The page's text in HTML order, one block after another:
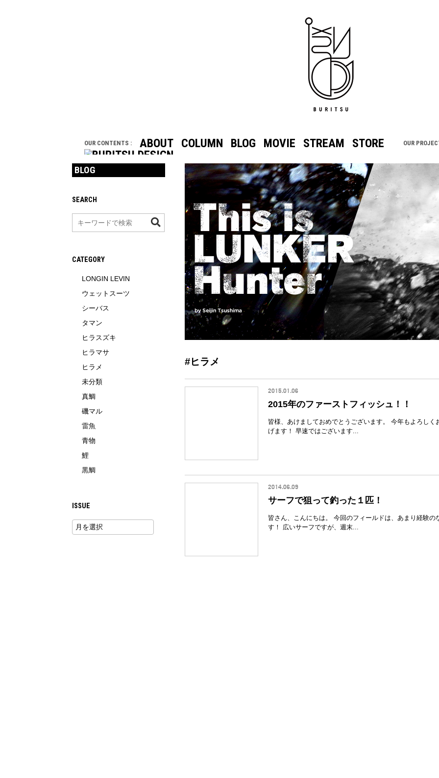
OUR CONTENTS : ABOUT COLUMN BLOG MOVIE STREAM STORE OUR
#ヒラメ
2015.01.06
2015年のファーストフィッシュ！！
皆様、あけましておめでとうございます。 今年もよろしく
げます！ 早速ではございます...
2014.06.09
サーフで狙って釣った１匹！
皆さん、こんにちは。 今回のフィールドは、あまり経験の
す！ 広いサーフですが、週末...
BLOG
SEARCH
CATEGORY
LONGIN LEVIN
ウェットスーツ
シーバス
タマン
ヒラスズキ
ヒラマサ
ヒラメ
未分類
真鯛
磯マル
雷魚
青物
鯉
黒鯛
ISSUE